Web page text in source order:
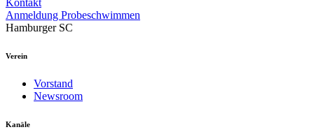
Kontakt
Anmeldung Probeschwimmen
Hamburger SC
Verein
Vorstand
Newsroom
Kanäle